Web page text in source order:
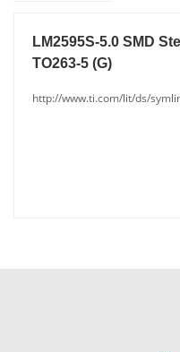
LM2595S-5.0 SMD
TO263-5 (G)
http://www.ti.com/lit/ds/